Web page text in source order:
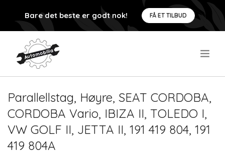
Bare det beste er godt nok! FÅ ET TILBUD
Parallellstag, Høyre, SEAT CORDOBA,
CORDOBA Vario, IBIZA II, TOLEDO I,
VW GOLF II, JETTA II, 191 419 804, 191
419 804A